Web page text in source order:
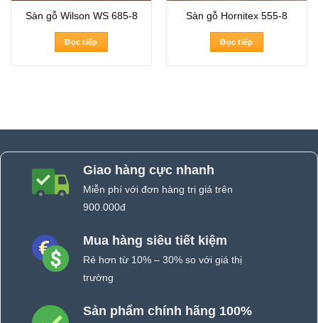
Sàn gỗ Wilson WS 685-8
Đọc tiếp
Sàn gỗ Hornitex 555-8
Đọc tiếp
Giao hàng cực nhanh
Miễn phí với đơn hàng trị giá trên
900.000đ
Mua hàng siêu tiết kiệm
Rẻ hơn từ 10% – 30% so với giá thị
trường
Sản phẩm chính hãng 100%